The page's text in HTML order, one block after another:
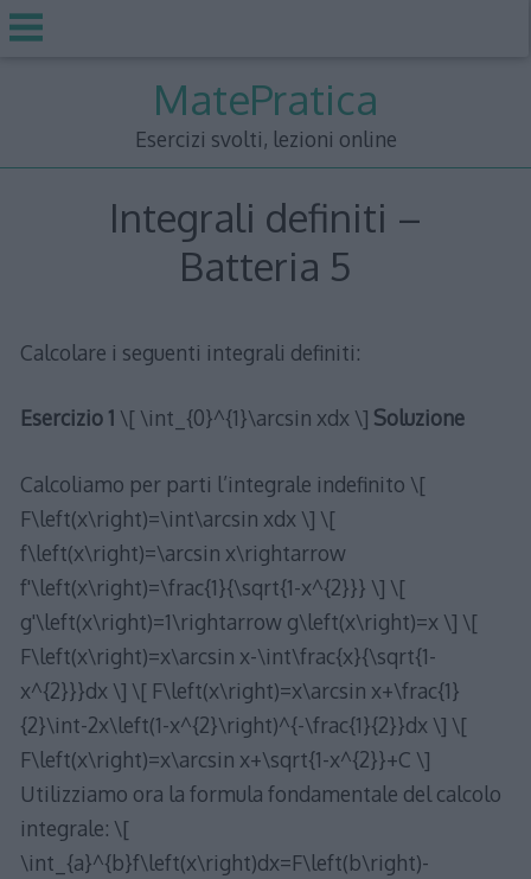
MatePratica
Esercizi svolti, lezioni online
Integrali definiti –
Batteria 5
Calcolare i seguenti integrali definiti:
Esercizio 1 \[ \int_{0}^{1}\arcsin xdx \] Soluzione
Calcoliamo per parti l’integrale indefinito \[
F\left(x\right)=\int\arcsin xdx \] \[
f\left(x\right)=\arcsin x\rightarrow
f'\left(x\right)=\frac{1}{\sqrt{1-x^{2}}} \] \[
g'\left(x\right)=1\rightarrow g\left(x\right)=x \] \[
F\left(x\right)=x\arcsin x-\int\frac{x}{\sqrt{1-
x^{2}}}dx \] \[ F\left(x\right)=x\arcsin x+\frac{1}
{2}\int-2x\left(1-x^{2}\right)^{-\frac{1}{2}}dx \] \[
F\left(x\right)=x\arcsin x+\sqrt{1-x^{2}}+C \]
Utilizziamo ora la formula fondamentale del calcolo
integrale: \[
\int_{a}^{b}f\left(x\right)dx=F\left(b\right)-